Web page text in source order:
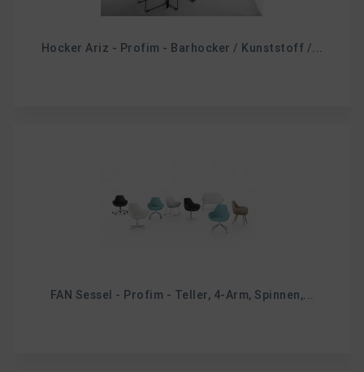
Hocker Ariz - Profim - Barhocker / Kunststoff /...
FAN Sessel - Profim - Teller, 4-Arm, Spinnen,...